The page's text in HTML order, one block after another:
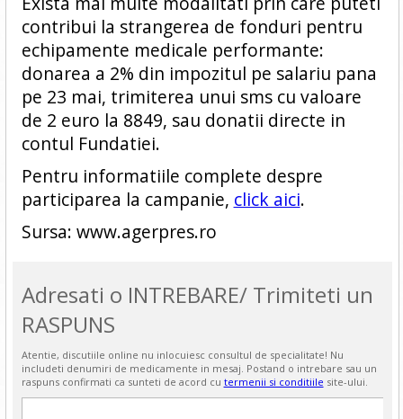
contribui la strangerea de fonduri pentru
echipamente medicale performante:
donarea a 2% din impozitul pe salariu pana
pe 23 mai, trimiterea unui sms cu valoare
de 2 euro la 8849, sau donatii directe in
contul Fundatiei.
Pentru informatiile complete despre
participarea la campanie, click aici.
Sursa: www.agerpres.ro
Adresati o INTREBARE/ Trimiteti un
RASPUNS
Atentie, discutiile online nu inlocuiesc consultul de specialitate! Nu
includeti denumiri de medicamente in mesaj. Postand o intrebare sau un
raspuns confirmati ca sunteti de acord cu termenii si conditiile site-ului.